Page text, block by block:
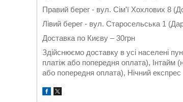
Правий берег - вул. Сім'ї Хохлових 8
Лівий берег - вул. Старосельська 1
Доставка по Києву – 30грн
Здійснюємо доставку в усі населені
платіж або попередня оплата), Інтайм
або попередня оплата), Нічний